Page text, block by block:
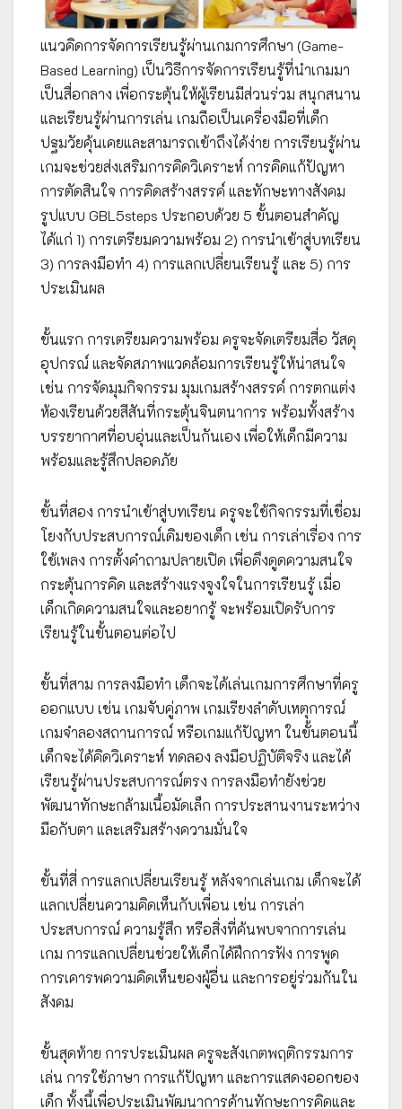
แนวคิดการจัดการเรียนรู้ผ่านเกมการศึกษา (Game-
Based Learning) เป็นวิธีการจัดการเรียนรู้ที่นำเกมมา
เป็นสื่อกลาง เพื่อกระตุ้นให้ผู้เรียนมีส่วนร่วม สนุกสนาน
และเรียนรู้ผ่านการเล่น เกมถือเป็นเครื่องมือที่เด็ก
ปฐมวัยคุ้นเคยและสามารถเข้าถึงได้ง่าย การเรียนรู้ผ่าน
เกมจะช่วยส่งเสริมการคิดวิเคราะห์ การคิดแก้ปัญหา
การตัดสินใจ การคิดสร้างสรรค์ และทักษะทางสังคม
รูปแบบ GBL5steps ประกอบด้วย 5 ขั้นตอนสำคัญ
ได้แก่ 1) การเตรียมความพร้อม 2) การนำเข้าสู่บทเรียน
3) การลงมือทำ 4) การแลกเปลี่ยนเรียนรู้ และ 5) การ
ประเมินผล
ขั้นแรก การเตรียมความพร้อม ครูจะจัดเตรียมสื่อ วัสดุ
อุปกรณ์ และจัดสภาพแวดล้อมการเรียนรู้ให้น่าสนใจ
เช่น การจัดมุมกิจกรรม มุมเกมสร้างสรรค์ การตกแต่ง
ห้องเรียนด้วยสีสันที่กระตุ้นจินตนาการ พร้อมทั้งสร้าง
บรรยากาศที่อบอุ่นและเป็นกันเอง เพื่อให้เด็กมีความ
พร้อมและรู้สึกปลอดภัย
ขั้นที่สอง การนำเข้าสู่บทเรียน ครูจะใช้กิจกรรมที่เชื่อม
โยงกับประสบการณ์เดิมของเด็ก เช่น การเล่าเรื่อง การ
ใช้เพลง การตั้งคำถามปลายเปิด เพื่อดึงดูดความสนใจ
กระตุ้นการคิด และสร้างแรงจูงใจในการเรียนรู้ เมื่อ
เด็กเกิดความสนใจและอยากรู้ จะพร้อมเปิดรับการ
เรียนรู้ในขั้นตอนต่อไป
ขั้นที่สาม การลงมือทำ เด็กจะได้เล่นเกมการศึกษาที่ครู
ออกแบบ เช่น เกมจับคู่ภาพ เกมเรียงลำดับเหตุการณ์
เกมจำลองสถานการณ์ หรือเกมแก้ปัญหา ในขั้นตอนนี้
เด็กจะได้คิดวิเคราะห์ ทดลอง ลงมือปฏิบัติจริง และได้
เรียนรู้ผ่านประสบการณ์ตรง การลงมือทำยังช่วย
พัฒนาทักษะกล้ามเนื้อมัดเล็ก การประสานงานระหว่าง
มือกับตา และเสริมสร้างความมั่นใจ
ขั้นที่สี่ การแลกเปลี่ยนเรียนรู้ หลังจากเล่นเกม เด็กจะได้
แลกเปลี่ยนความคิดเห็นกับเพื่อน เช่น การเล่า
ประสบการณ์ ความรู้สึก หรือสิ่งที่ค้นพบจากการเล่น
เกม การแลกเปลี่ยนช่วยให้เด็กได้ฝึกการฟัง การพูด
การเคารพความคิดเห็นของผู้อื่น และการอยู่ร่วมกันใน
สังคม
ขั้นสุดท้าย การประเมินผล ครูจะสังเกตพฤติกรรมการ
เล่น การใช้ภาษา การแก้ปัญหา และการแสดงออกของ
เด็ก ทั้งนี้เพื่อประเมินพัฒนาการด้านทักษะการคิดและ